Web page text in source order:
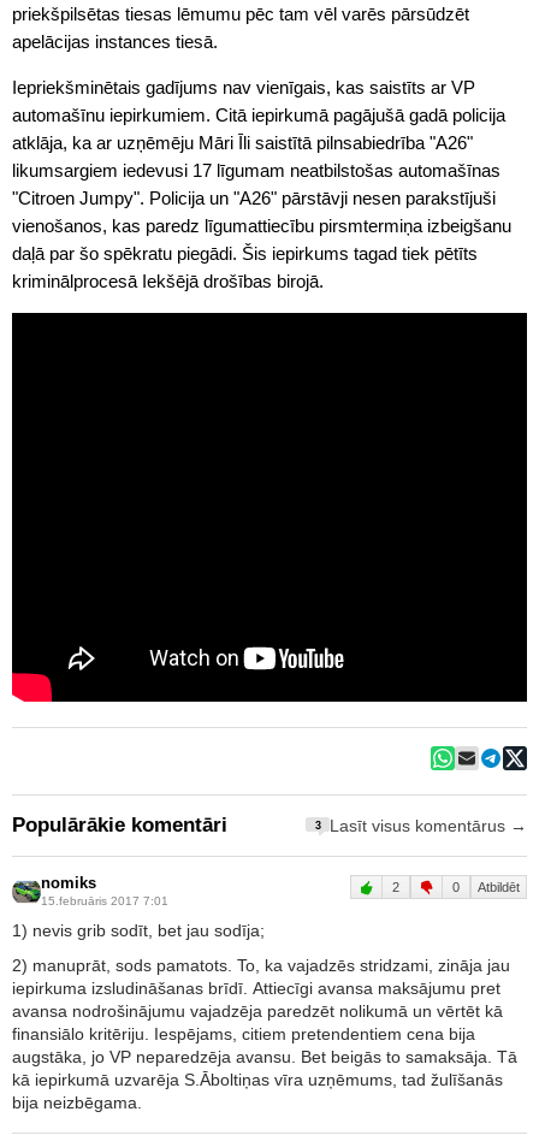
priekšpilsētas tiesas lēmumu pēc tam vēl varēs pārsūdzēt
apelācijas instances tiesā.
Iepriekšminētais gadījums nav vienīgais, kas saistīts ar VP
automašīnu iepirkumiem. Citā iepirkumā pagājušā gadā policija
atklāja, ka ar uzņēmēju Māri Īli saistītā pilnsabiedrība "A26"
likumsargiem iedevusi 17 līgumam neatbilstošas automašīnas
"Citroen Jumpy". Policija un "A26" pārstāvji nesen parakstījuši
vienošanos, kas paredz līgumattiecību pirsmtermiņa izbeigšanu
daļā par šo spēkratu piegādi. Šis iepirkums tagad tiek pētīts
kriminālprocesā Iekšējā drošības birojā.
Populārākie komentāri 3 Lasīt visus komentārus →
nomiks
15.februāris 2017 7:01
2 0 Atbildēt
1) nevis grib sodīt, bet jau sodīja;
2) manuprāt, sods pamatots. To, ka vajadzēs stridzami, zināja jau
iepirkuma izsludināšanas brīdī. Attiecīgi avansa maksājumu pret
avansa nodrošinājumu vajadzēja paredzēt nolikumā un vērtēt kā
finansiālo kritēriju. Iespējams, citiem pretendentiem cena bija
augstāka, jo VP neparedzēja avansu. Bet beigās to samaksāja. Tā
kā iepirkumā uzvarēja S.Āboltiņas vīra uzņēmums, tad žulīšanās
bija neizbēgama.